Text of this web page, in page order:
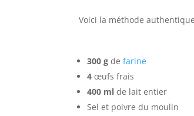
Voici la méthode
300 g defarine
4 œufs frais
400 ml de lait entier
Sel et poivre du moulin